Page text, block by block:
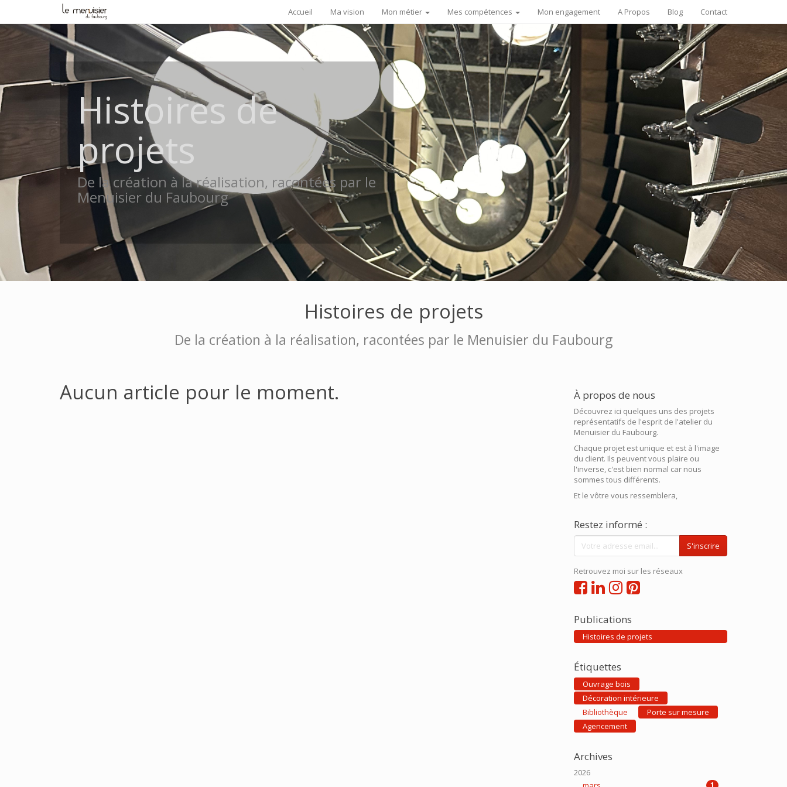
Accueil Ma vision Mon métier Mes compétences Mon engagement A Propos Blog Contact
Histoires de
projets
De la création à la réalisation, racontées par le
Menuisier du Faubourg
Histoires de projets
De la création à la réalisation, racontées par le Menuisier du Faubourg
Aucun article pour le moment. À propos de nous
Découvrez ici quelques uns des projets
représentatifs de l'esprit de l'atelier du
Menuisier du Faubourg.
Chaque projet est unique et est à l'image
du client. Ils peuvent vous plaire ou
l'inverse, c'est bien normal car nous
sommes tous différents.
Et le vôtre vous ressemblera,
Restez informé :
S'inscrire
Retrouvez moi sur les réseaux
Publications
Histoires de projets
Étiquettes
Ouvrage bois
Décoration intérieure
Bibliothèque
Porte sur mesure
Agencement
Archives
2026
1